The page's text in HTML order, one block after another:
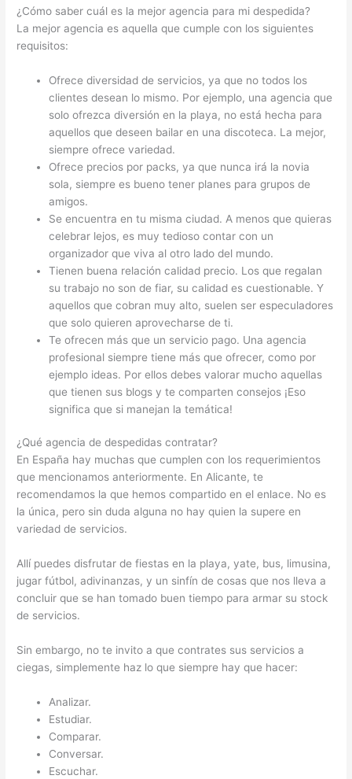
¿Cómo saber cuál es la mejor agencia para mi despedida?
La mejor agencia es aquella que cumple con los siguientes
requisitos:
Ofrece diversidad de servicios, ya que no todos los
clientes desean lo mismo. Por ejemplo, una agencia que
solo ofrezca diversión en la playa, no está hecha para
aquellos que deseen bailar en una discoteca. La mejor,
siempre ofrece variedad.
Ofrece precios por packs, ya que nunca irá la novia
sola, siempre es bueno tener planes para grupos de
amigos.
Se encuentra en tu misma ciudad. A menos que quieras
celebrar lejos, es muy tedioso contar con un
organizador que viva al otro lado del mundo.
Tienen buena relación calidad precio. Los que regalan
su trabajo no son de fiar, su calidad es cuestionable. Y
aquellos que cobran muy alto, suelen ser especuladores
que solo quieren aprovecharse de ti.
Te ofrecen más que un servicio pago. Una agencia
profesional siempre tiene más que ofrecer, como por
ejemplo ideas. Por ellos debes valorar mucho aquellas
que tienen sus blogs y te comparten consejos ¡Eso
significa que si manejan la temática!
¿Qué agencia de despedidas contratar?
En España hay muchas que cumplen con los requerimientos
que mencionamos anteriormente. En Alicante, te
recomendamos la que hemos compartido en el enlace. No es
la única, pero sin duda alguna no hay quien la supere en
variedad de servicios.
Allí puedes disfrutar de fiestas en la playa, yate, bus, limusina,
jugar fútbol, adivinanzas, y un sinfín de cosas que nos lleva a
concluir que se han tomado buen tiempo para armar su stock
de servicios.
Sin embargo, no te invito a que contrates sus servicios a
ciegas, simplemente haz lo que siempre hay que hacer:
Analizar.
Estudiar.
Comparar.
Conversar.
Escuchar.